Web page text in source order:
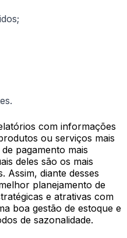
com informações
ou serviços mais
pagamento mais
deles são os mais
Assim, diante desses
planejamento de
e atrativas com
boa gestão de estoque e
de sazonalidade.